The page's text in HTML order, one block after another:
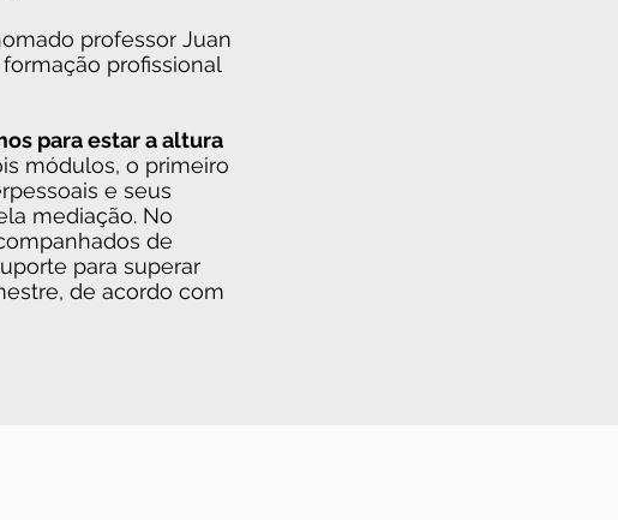
professor Juan
profissional
para estar a altura
módulos, o primeiro
e seus
mediação. No
de
para superar
de acordo com